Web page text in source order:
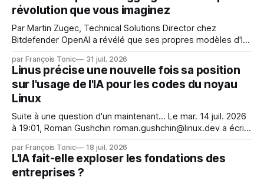
révolution que vous imaginez
Par Martin Zugec, Technical Solutions Director chez
Bitdefender OpenAI a révélé que ses propres modèles d'IA,
s'étaient échappés de leur environnement isolé (sandbox)
et avaient mené une intrusion non autorisée sur Hugging
Face. La réaction
par François Tonic 31 juil. 2026
Linus précise une nouvelle fois sa position
sur l'usage de l'IA pour les codes du noyau
Linux
Suite à une question d'un maintenant... Le mar. 14 juil. 2026
à 19:01, Roman Gushchin roman.gushchin@linux.dev a écrit :
mainteneurs — irréalisable. Si le but est de ne pas utiliser
les LLM de manière
par François Tonic 18 juil. 2026
L'IA fait-elle exploser les fondations des
entreprises ?